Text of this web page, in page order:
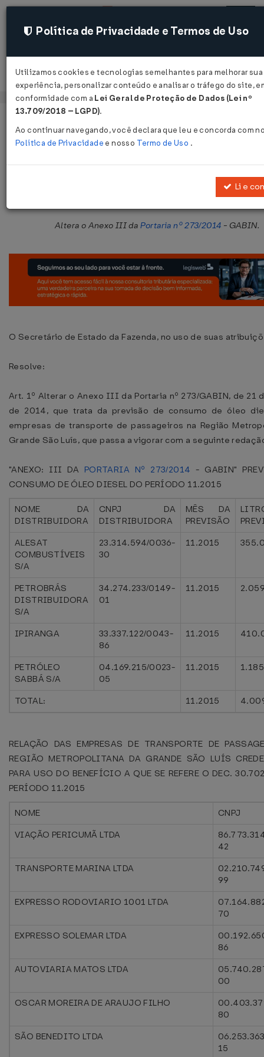
Acessar
Publicado no DOE - MA em 20 out 2015
Altera o Anexo III da Portaria nº 273/2014 - GABIN.
O Secretário de Estado da Fazenda, no uso de suas
Resolve:
Art. 1º Alterar o Anexo III da Portaria nº 273/GABIN, de 21
de 2014, que trata da previsão de consumo de óleo
empresas de transporte de passageiros na Região
Grande São Luís, que passa a vigorar com a seguinte
"ANEXO: III DA PORTARIA Nº 273/2014 - GABIN"
CONSUMO DE ÓLEO DIESEL DO PERÍODO 11.2015
NOME DA
DISTRIBUIDORA
CNPJ DA
DISTRIBUIDORA
MÊS DA
PREVISÃO
ALESAT
COMBUSTÍVEIS
S/A
23.314.594/0036-
30
11.2015
PETROBRÁS
DISTRIBUIDORA
S/A
34.274.233/0149-
01
11.2015
IPIRANGA
33.337.122/0043-
86
11.2015
PETRÓLEO
SABBÁ S/A
04.169.215/0023-
05
11.2015
TOTAL: 11.2015
RELAÇÃO DAS EMPRESAS DE TRANSPORTE DE
REGIÃO METROPOLITANA DA GRANDE SÃO LUÍS
PARA USO DO BENEFÍCIO A QUE SE REFERE O DEC.
PERÍODO 11.2015
NOME
CNPJ
VIAÇÃO PERICUMÃ LTDA
42
TRANSPORTE MARINA LTDA
99
EXPRESSO RODOVIARIO 1001 LTDA
70
EXPRESSO SOLEMAR LTDA
86
AUTOVIARIA MATOS LTDA
00
OSCAR MOREIRA DE ARAUJO FILHO
80
SÃO BENEDITO LTDA
15
Política de Privacidade e Termos de Uso
Utilizamos cookies e tecnologias semelhantes para melhorar sua
experiência, personalizar conteúdo e analisar o tráfego do site,
conformidade com a Lei Geral de Proteção de Dados (Lei nº
13.709/2018 – LGPD).
Ao continuar navegando, você declara que leu e concorda com
Política de Privacidade e nosso Termo de Uso .
Li e